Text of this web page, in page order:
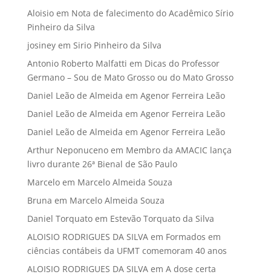
Aloisioem Nota de falecimento do Acadêmico Sírio
Pinheiro da Silva
josineyem Sirio Pinheiro da Silva
Antonio Roberto Malfatti em Dicas do Professor
Germano – Sou de Mato Grosso ou do Mato Grosso
Daniel Leão de Almeida em Agenor Ferreira Leão
Daniel Leão de Almeida em Agenor Ferreira Leão
Daniel Leão de Almeida em Agenor Ferreira Leão
Arthur Neponucenoem Membro da AMACIC lança
livro durante 26ª Bienal de São Paulo
Marceloem Marcelo Almeida Souza
Bruna em Marcelo Almeida Souza
Daniel Torquatoem Estevão Torquato da Silva
ALOISIO RODRIGUES DA SILVAem Formados em
ciências contábeis da UFMT comemoram 40 anos
ALOISIO RODRIGUES DA SILVAem A dose certa